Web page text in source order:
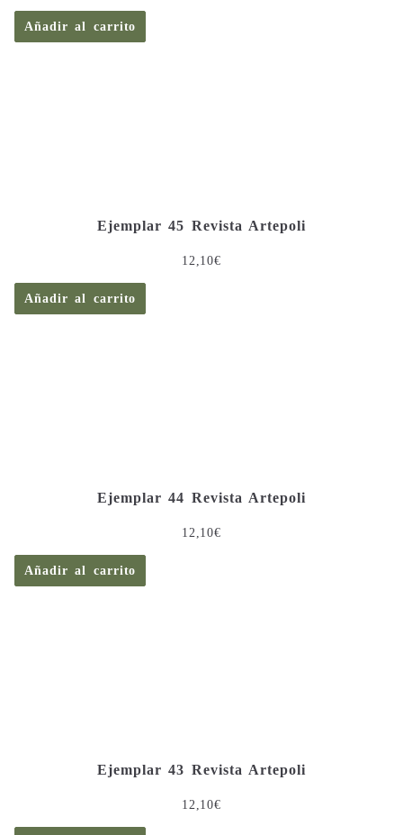
Añadir al carrito
Ejemplar 45 Revista Artepoli
12,10€
Añadir al carrito
Ejemplar 44 Revista Artepoli
12,10€
Añadir al carrito
Ejemplar 43 Revista Artepoli
12,10€